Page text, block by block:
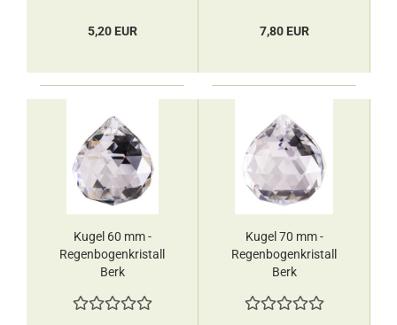
5,20 EUR 7,80 EUR
Kugel 60 mm -
Regenbogenkristall
Berk
Kugel 70 mm -
Regenbogenkristall
Berk